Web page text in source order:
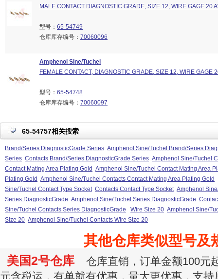
MALE CONTACT DIAGNOSTIC GRADE, SIZE 12, WIRE GAGE 20
型号： 65-54749
仓库库存编号： 70060096
Amphenol Sine/Tuchel
FEMALE CONTACT, DIAGNOSTIC GRADE, SIZE 12, WIRE GAGE
型号： 65-54748
仓库库存编号： 70060097
65-54757相关搜索
Brand/Series DiagnosticGrade Series Amphenol Sine/Tuchel Brand/Series
Series Contacts Brand/Series DiagnosticGrade Series Amphenol Sine/Tuchel
Contact Mating Area Plating Gold Amphenol Sine/Tuchel Contact Mating Area
Plating Gold Amphenol Sine/Tuchel Contacts Contact Mating Area Plating Gold
Sine/Tuchel Contact Type Socket Contacts Contact Type Socket Amphenol
Series DiagnosticGrade Amphenol Sine/Tuchel Series DiagnosticGrade
Sine/Tuchel Contacts Series DiagnosticGrade
Wire Size 20 Amphenol Sine/
Size 20 Amphenol Sine/Tuchel Contacts Wire Size 20
其他仓库类似型号及
美国2号仓库 仓库直销，订单金额100元
元含税运，有单就有优惠，量大更优惠，支持